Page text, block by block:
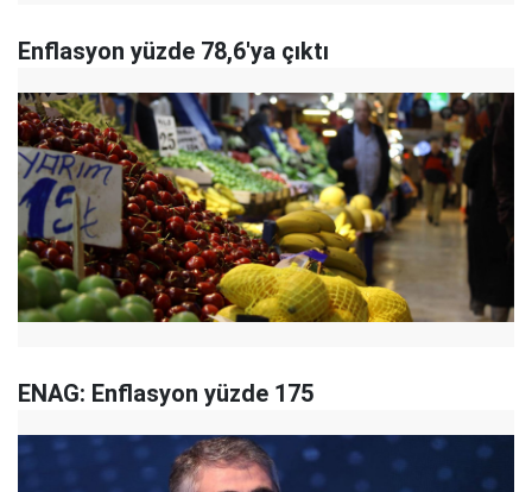
Enflasyon yüzde 78,6'ya çıktı
ENAG: Enflasyon yüzde 175